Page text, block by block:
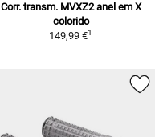
Corr. transm. MVXZ2 anel em X
colorido
149,99 €1